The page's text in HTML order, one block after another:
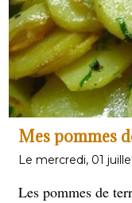
Mes pommes
Le mercredi, 01
Les pommes de